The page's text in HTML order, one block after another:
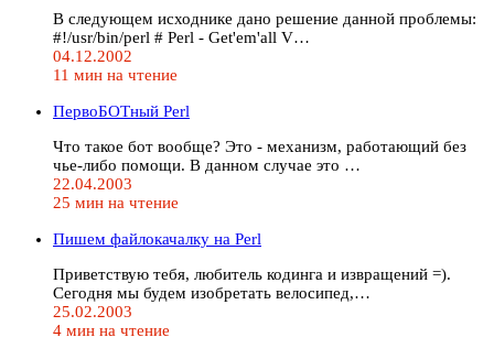
В следующем исходнике дано решение данной проблемы:
#!/usr/bin/perl # Perl - Get'em'all V…
04.12.2002
11 мин на чтение
ПервоБОТный Perl
Что такое бот вообще? Это - механизм, работающий без
чье-либо помощи. В данном случае это …
22.04.2003
25 мин на чтение
Пишем файлокачалку на Perl
Приветствую тебя, любитель кодинга и извращений =).
Сегодня мы будем изобретать велосипед,…
25.02.2003
4 мин на чтение